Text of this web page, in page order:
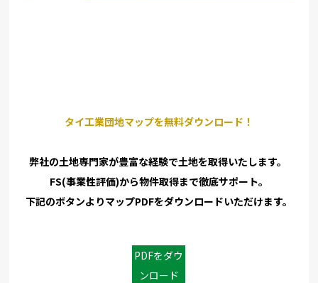
タイ工業団地マップを無料ダウンロード！
弊社の土地専門家が豊富な経験で土地を取得いたします。
FS(事業性評価)から物件取得まで徹底サポート。
下記のボタンよりマップPDFをダウンロードいただけます。
PDFをダウ
ンロード